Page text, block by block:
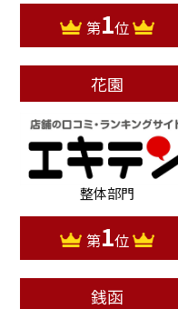
第1位
花園
整体部門
第1位
銭函